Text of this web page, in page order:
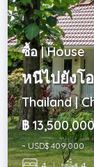
ซื้อ | House
หนีไปยังโ
Thailand |
฿
~ USD$ 409,000